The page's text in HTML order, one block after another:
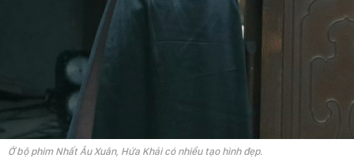
Ở bộ phim Nhất Âu Xuân, Hứa Khải có nhiều tạo hình đẹp.